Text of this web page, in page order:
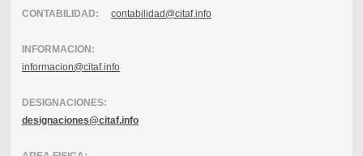
CONTABILIDAD: contabilidad@citaf.info
INFORMACION:
informacion@citaf.info
DESIGNACIONES:
designaciones@citaf.info